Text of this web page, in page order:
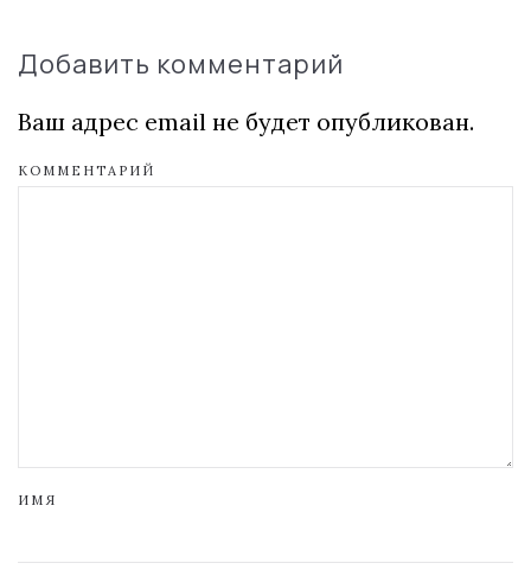
Добавить комментарий
Ваш адрес email не будет опубликован.
КОММЕНТАРИЙ
ИМЯ